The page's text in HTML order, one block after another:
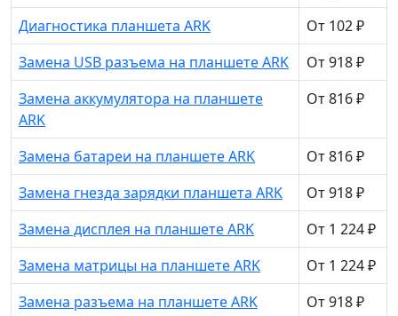
Диагностика планшета ARK
От 102 ₽
Замена USB разъема на планшете ARK
От 918 ₽
Замена аккумулятора на планшете
ARK
От 816 ₽
Замена батареи на планшете ARK
От 816 ₽
Замена гнезда зарядки планшета ARK
От 918 ₽
Замена дисплея на планшете ARK
От 1 224 ₽
Замена матрицы на планшете ARK
От 1 224 ₽
Замена разъема на планшете ARK
От 918 ₽